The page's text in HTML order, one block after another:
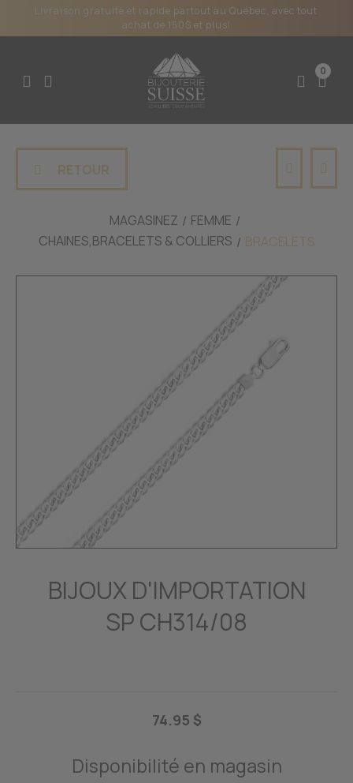
Livraison gratuite et rapide partout au Québec, avec tout
achat de 150$ et plus!
0
RETOUR
MAGASINEZ
FEMME
CHAINES,BRACELETS & COLLIERS
BRACELETS
BIJOUX D'IMPORTATION
SP CH314/08
74.95 $
Disponibilité en magasin